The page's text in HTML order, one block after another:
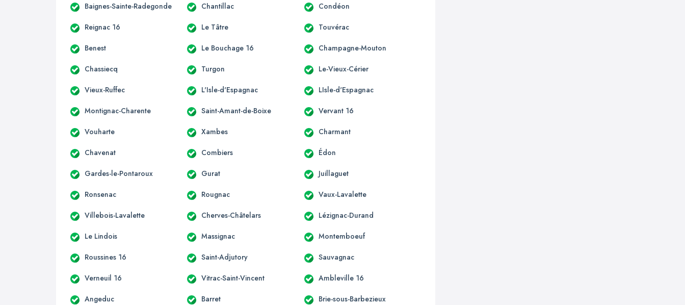
Baignes-Sainte-Radegonde Chantillac Condéon
Reignac 16 Le Tâtre Touvérac
Benest Le Bouchage 16 Champagne-Mouton
Chassiecq Turgon Le-Vieux-Cérier
Vieux-Ruffec L'Isle-d'Espagnac LIsle-d'Espagnac
Montignac-Charente Saint-Amant-de-Boixe Vervant 16
Vouharte Xambes Charmant
Chavenat Combiers Édon
Gardes-le-Pontaroux Gurat Juillaguet
Ronsenac Rougnac Vaux-Lavalette
Villebois-Lavalette Cherves-Châtelars Lézignac-Durand
Le Lindois Massignac Montemboeuf
Roussines 16 Saint-Adjutory Sauvagnac
Verneuil 16 Vitrac-Saint-Vincent Ambleville 16
Angeduc Barret Brie-sous-Barbezieux